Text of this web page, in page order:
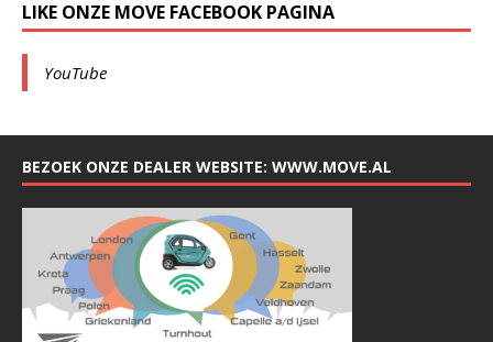
LIKE ONZE MOVE FACEBOOK PAGINA
YouTube
BEZOEK ONZE DEALER WEBSITE: WWW.MOVE.AL